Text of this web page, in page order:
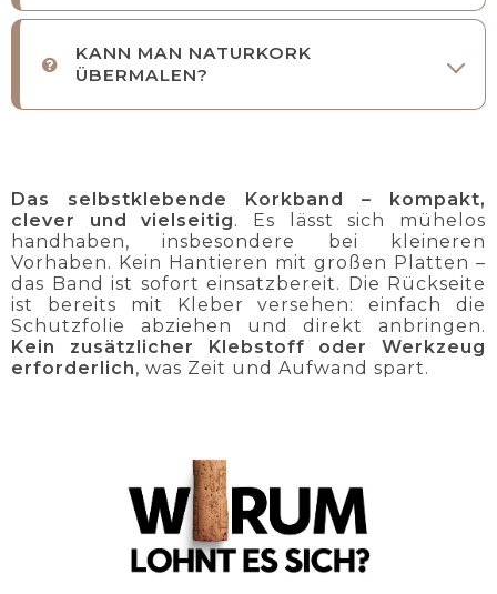
KANN MAN NATURKORK
ÜBERMALEN?
Das selbstklebende Korkband – kompakt,
clever und vielseitig. Es lässt sich mühelos
handhaben, insbesondere bei kleineren
Vorhaben. Kein Hantieren mit großen Platten –
das Band ist sofort einsatzbereit. Die Rückseite
ist bereits mit Kleber versehen: einfach die
Schutzfolie abziehen und direkt anbringen.
Kein zusätzlicher Klebstoff oder Werkzeug
erforderlich, was Zeit und Aufwand spart.